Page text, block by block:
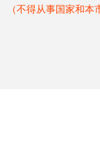
（不得从事国家和